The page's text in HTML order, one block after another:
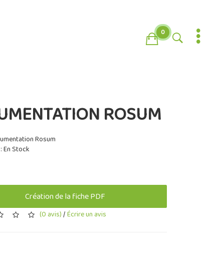
0
ROSUM
Rosum
En Stock
Création de la fiche PDF
(0 avis)/Écrire un avis